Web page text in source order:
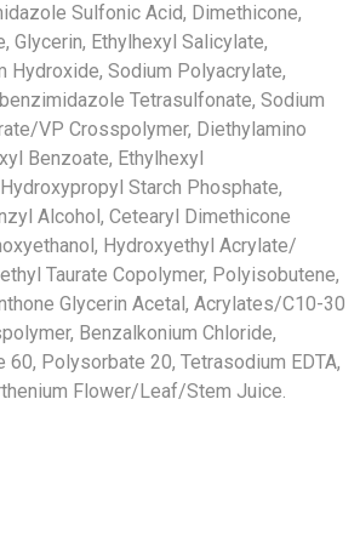
Sulfonic Acid, Dimethicone,
Glycerin, Ethylhexyl Salicylate,
Hydroxide, Sodium Polyacrylate,
Tetrasulfonate, Sodium
VP Crosspolymer, Diethylamino
Benzoate, Ethylhexyl
Starch Phosphate,
Alcohol, Cetearyl Dimethicone
Hydroxyethyl Acrylate/
Taurate Copolymer, Polyisobutene,
Glycerin Acetal, Acrylates/C10-30
Benzalkonium Chloride,
60, Polysorbate 20, Tetrasodium EDTA,
Flower/Leaf/Stem Juice.